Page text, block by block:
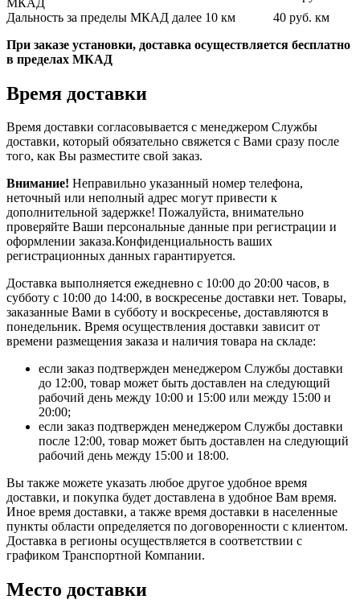
Дальность за пределы МКАД далее 10 км
40 руб. км
При заказе установки, доставка осуществляется бесплатно
в пределах МКАД
Время доставки
Время доставки согласовывается с менеджером Службы
доставки, который обязательно свяжется с Вами сразу после
того, как Вы разместите свой заказ.
Внимание! Неправильно указанный номер телефона,
неточный или неполный адрес могут привести к
дополнительной задержке! Пожалуйста, внимательно
проверяйте Ваши персональные данные при регистрации и
оформлении заказа.Конфиденциальность ваших
регистрационных данных гарантируется.
Доставка выполняется ежедневно с 10:00 до 20:00 часов, в
субботу с 10:00 до 14:00, в воскресенье доставки нет. Товары,
заказанные Вами в субботу и воскресенье, доставляются в
понедельник. Время осуществления доставки зависит от
времени размещения заказа и наличия товара на складе:
если заказ подтвержден менеджером Службы доставки
до 12:00, товар может быть доставлен на следующий
рабочий день между 10:00 и 15:00 или между 15:00 и
20:00;
если заказ подтвержден менеджером Службы доставки
после 12:00, товар может быть доставлен на следующий
рабочий день между 15:00 и 18:00.
Вы также можете указать любое другое удобное время
доставки, и покупка будет доставлена в удобное Вам время.
Иное время доставки, а также время доставки в населенные
пункты области определяется по договоренности с клиентом.
Доставка в регионы осуществляется в соответствии с
графиком Транспортной Компании.
Место доставки